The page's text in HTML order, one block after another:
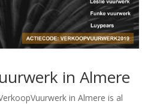
in Almere
in Almere is al